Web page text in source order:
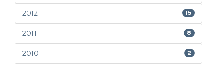
2012 15
2011 8
2010 2